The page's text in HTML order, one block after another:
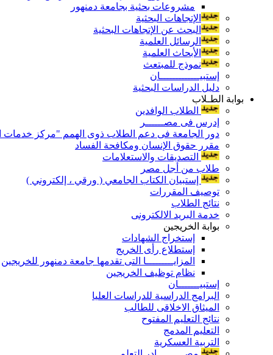
مشروعات بحثية بجامعة دمنهور
الإتجاهات البحثية
البحث عن الإتجاهات البحثية
الرسائل العلمية
الأبحاث العلمية
نموذج للمبتعث
إستبيـــــــــــــان
دليل الدراسات البحثية
بوابة الطـلاب
الطلاب الوافدين
إدرس فى مصــــــر
دور الجامعة فى دعم الطلاب ذوى الهمم "مركز خدمات
مقرر حقوق الإنسان ومكافحة الفساد
التصديقات والاستعلامات
طلاب من أجل مصر
إستبيان الكتاب الجامعي ( ورقي ، إلكتروني )
توصيف المقررات
نتائج الطلاب
خدمة البريد الالكترونى
بوابة الخريجين
إستخراج الشهادات
إستطلاع رأى الخريج
المزايـــــــــا التى تقدمها جامعة دمنهور للخريجين
نظام توظيف الخريجين
إستبيـــــــان
البرامج الدراسية للدراسات العليا
الميثاق الاخلاقى للطالب
نتائج التعليم المفتوح
التعليم المدمج
التربية العسكرية